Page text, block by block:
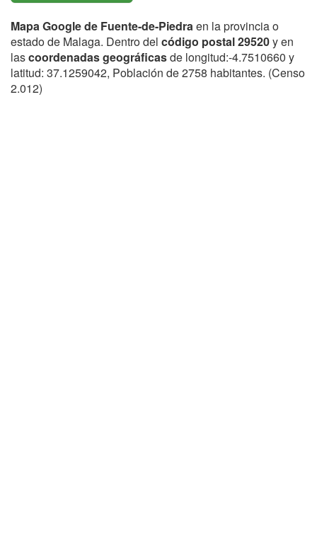
Mapa Google de Fuente-de-Piedraen la provincia o
estado de Malaga. Dentro del código postal 29520y en
lascoordenadas geográficasde longitud:-4.7510660 y
latitud: 37.1259042, Población de 2758 habitantes. (Censo
2.012)